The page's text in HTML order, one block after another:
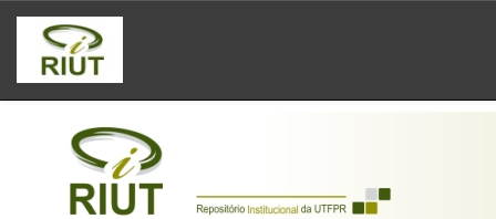
Skip
navigation